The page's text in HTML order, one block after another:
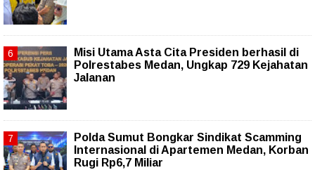
Misi Utama Asta Cita Presiden berhasil di
Polrestabes Medan, Ungkap 729 Kejahatan
Jalanan
Polda Sumut Bongkar Sindikat Scamming
Internasional di Apartemen Medan, Korban
Rugi Rp6,7 Miliar